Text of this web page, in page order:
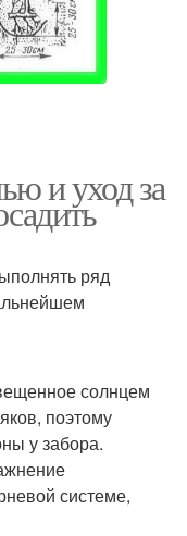
и уход за
ряд
солнцем
поэтому
у забора.
системе,